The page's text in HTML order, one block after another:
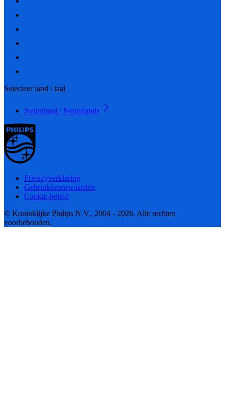
Selecteer land / taal
Nederland / Nederlands
Privacyverklaring
Gebruiksvoorwaarden
Cookie-beleid
© Koninklijke Philips N.V., 2004 - 2026. Alle rechten
voorbehouden.